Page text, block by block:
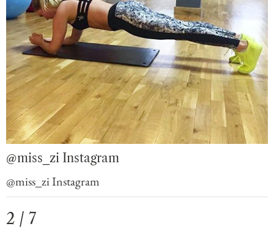
@miss_zi Instagram
@miss_zi Instagram
2 / 7